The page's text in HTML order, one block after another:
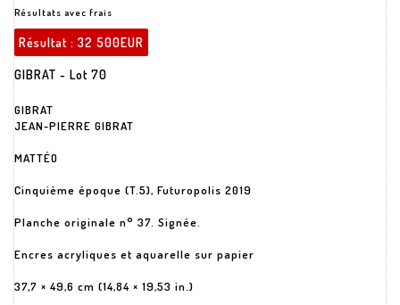
Résultats avec frais
Résultat : 32 500EUR
GIBRAT - Lot 70
GIBRAT
JEAN-PIERRE GIBRAT
MATTÉO
Cinquième époque (T.5), Futuropolis 2019
Planche originale n° 37. Signée.
Encres acryliques et aquarelle sur papier
37,7 × 49,6 cm (14,84 × 19,53 in.)